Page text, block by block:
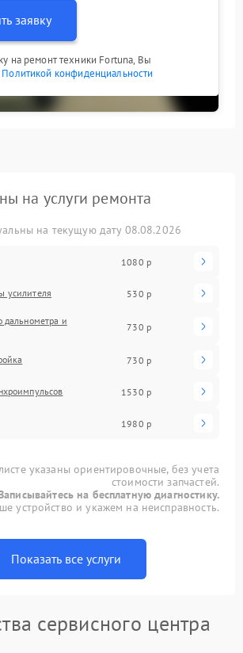
заявку
на ремонт техники Fortuna, Вы
Политикой конфиденциальности
на услуги ремонта
на текущую дату 08.08.2026
1080 р
усилителя 530 р
дальнометра и
730 р
730 р
1530 р
1980 р
указаны ориентировочные, без учета
стоимости запчастей.
на бесплатную диагностику.
устройство и укажем на неисправность.
Показать все услуги
сервисного центра